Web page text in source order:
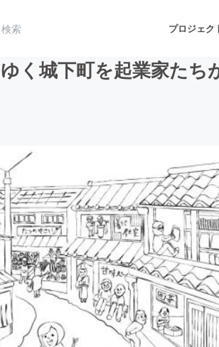
プロジェク
真 音楽
ー・ガジェット ゲーム・サー
書籍・雑誌出版
業 チャレンジ
・地域活性化
く城下町を起業家たち